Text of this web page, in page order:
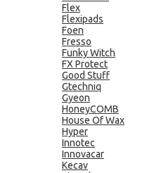
Flex
Flexipads
Foen
Fresso
Funky Witch
FX Protect
Good Stuff
Gtechniq
Gyeon
HoneyCOMB
House Of Wax
Hyper
Innotec
Innovacar
Kecav